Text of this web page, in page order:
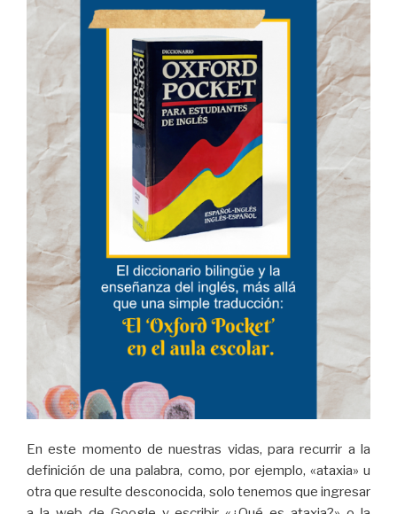
En este momento de nuestras vidas, para recurrir a la
definición de una palabra, como, por ejemplo, «ataxia» u
otra que resulte desconocida, solo tenemos que ingresar